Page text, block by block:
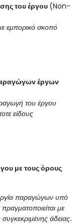
του έργου (Non-
εμπορικό σκοπό
έργων
του έργου
είδους
με τους όρους
παραγώγων υπό
με
άδειας.